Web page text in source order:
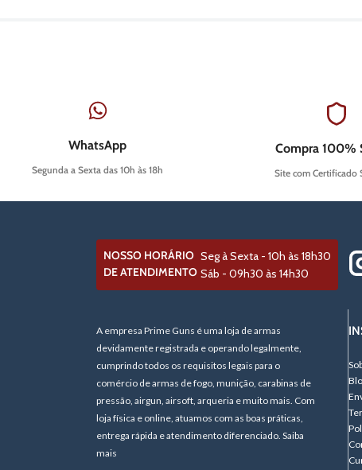
WhatsApp
Segunda a Sexta das 10h às 18h
Compra 100%
Site com Certificado
NOSSO HORÁRIO
DE ATENDIMENTO
Seg à Sexta - 10h às 18h30
Sáb - 09h30 às 14h30
A empresa Prime Guns é uma loja de armas
devidamente registrada e operando legalmente,
cumprindo todos os requisitos legais para o
comércio de armas de fogo, munição, carabinas de
pressão, airgun, airsoft, arqueria e muito mais. Com
loja física e online, atuamos com as boas práticas,
entrega rápida e atendimento diferenciado. Saiba
mais